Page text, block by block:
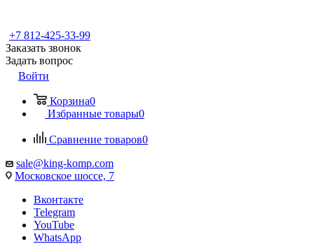
+7 812-425-33-99
Заказать звонок
Задать вопрос
Войти
Корзина0
Избранные товары0
Сравнение товаров0
sale@king-komp.com
Московское шоссе, 7
Вконтакте
Telegram
YouTube
WhatsApp